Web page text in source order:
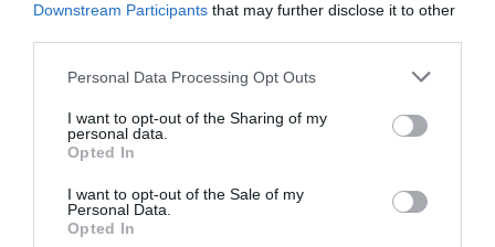
Downstream Participants that may further disclose it to other
Please note that this website/app uses one or more Google
not limited to your visit or usage behaviour. You may click to
grant or deny consent to Google and its third-party tags to
use your data for below specified purposes in below Google
consent section.
Personal Data Processing Opt Outs
I want to opt-out of the Sharing of my
personal data.
Opted In
I want to opt-out of the Sale of my
Personal Data.
Opted In
ÚJ HŰTŐRENDSZER A MARKHOT FERENC
KÓRHÁZBAN: TÖBB MINT 70 ...
2026. augusztus 06| Eger ügye